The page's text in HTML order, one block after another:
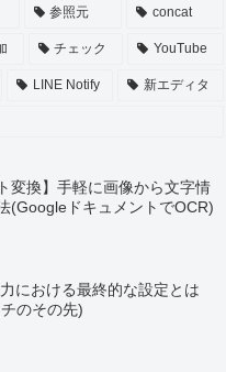
参照元 concat
チェック YouTube
LINE Notify 新エディタ
変換】手軽に画像から文字情
(GoogleドキュメントでOCR)
における最終的な設定とは
のその先)